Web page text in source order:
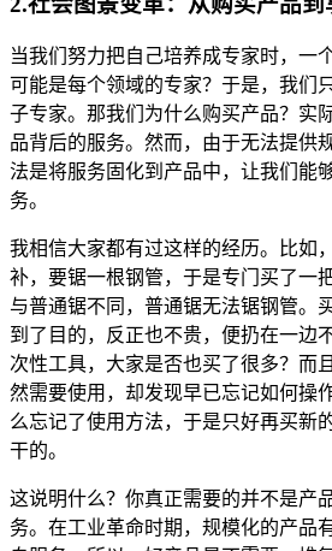
当我们努力把自己培养成专家时，一
可能是每个领域的专家？于是，我们
子专家。那我们为什么购买产品？实
品背后的服务。然而，由于无法提供
法是将服务固化到产品中，让我们能
务。
我相信大家都有过这样的经历。比如
补，要锯一根钢管，于是专门买了一
与普通锯不同，普通锯无法锯钢管。
到了目的，反正也不贵，便扔在一边
次性工具，大家是否也买了很多？而
然需要使用，却发现早已忘记如何操
么忘记了使用方法，于是只好再买新
干的。
这说明什么？你真正需要的并不是产
务。在工业革命时期，规模化的产品